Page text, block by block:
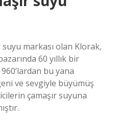
markası olan Klorak,
60 yıllık bir
bu yana
ve sevgiyle büyümüş
çamaşır suyuna